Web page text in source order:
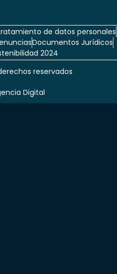
de datos personales
Documentos Jurídicos
2024
reservados
Digital